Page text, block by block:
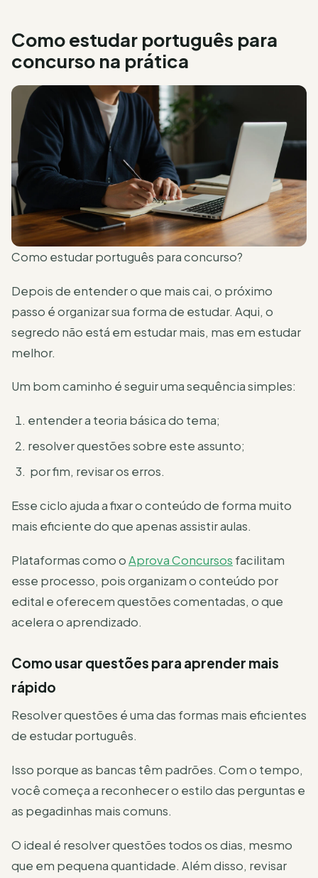
Como estudar português para
concurso na prática
Como estudar português para concurso?
Depois de entender o que mais cai, o próximo
passo é organizar sua forma de estudar. Aqui, o
segredo não está em estudar mais, mas em estudar
melhor.
Um bom caminho é seguir uma sequência simples:
entender a teoria básica do tema;
resolver questões sobre este assunto;
por fim, revisar os erros.
Esse ciclo ajuda a fixar o conteúdo de forma muito
mais eficiente do que apenas assistir aulas.
Plataformas como oAprova Concursos facilitam
esse processo, pois organizam o conteúdo por
edital e oferecem questões comentadas, o que
acelera o aprendizado.
Como usar questões para aprender mais
rápido
Resolver questões é uma das formas mais eficientes
de estudar português.
Isso porque as bancas têm padrões. Com o tempo,
você começa a reconhecer o estilo das perguntas e
as pegadinhas mais comuns.
O ideal é resolver questões todos os dias, mesmo
que em pequena quantidade. Além disso, revisar